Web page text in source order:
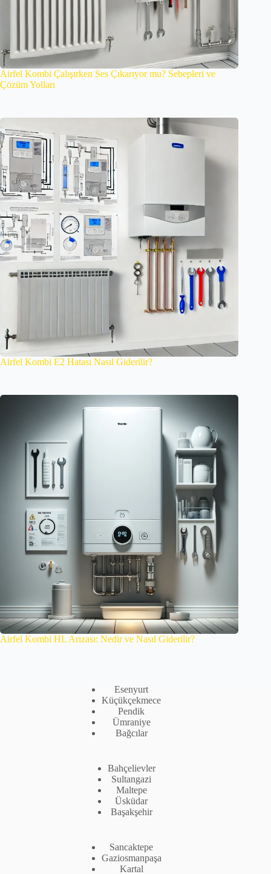
Airfel Kombi Çalışırken Ses Çıkarıyor mu? Sebepleri ve
Çözüm Yolları
Airfel Kombi E2 Hatası Nasıl Giderilir?
Airfel Kombi HL Arızası: Nedir ve Nasıl Giderilir?
Esenyurt
Küçükçekmece
Pendik
Ümraniye
Bağcılar
Bahçelievler
Sultangazi
Maltepe
Üsküdar
Başakşehir
Sancaktepe
Gaziosmanpaşa
Kartal